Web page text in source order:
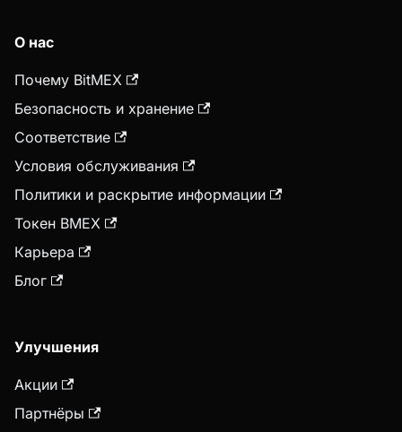
О нас
Почему BitMEX
Безопасность и хранение
Соответствие
Условия обслуживания
Политики и раскрытие информации
Токен BMEX
Карьера
Блог
Улучшения
Акции
Партнёры